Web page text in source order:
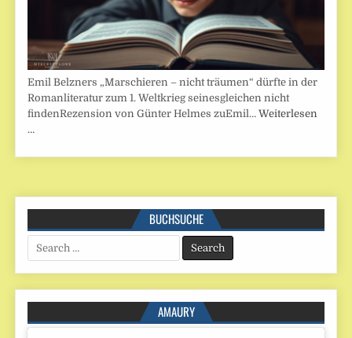
Emil Belzners „Marschieren – nicht träumen“ dürfte in der
Romanliteratur zum 1. Weltkrieg seinesgleichen nicht
findenRezension von Günter Helmes zuEmil…Weiterlesen
…
BUCHSUCHE
Search
for:
AMAURY